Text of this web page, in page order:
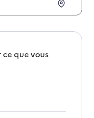
ce que vous